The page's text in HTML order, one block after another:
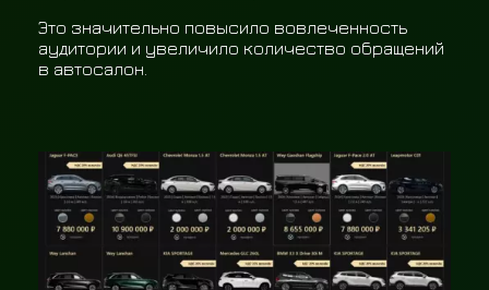
Это значительно повысило вовлеченность
аудитории и увеличило количество обращений
в автосалон.